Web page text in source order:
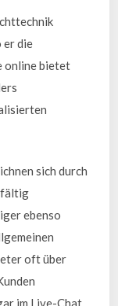
er die
online bietet
sich durch
ebenso
oft über
im Live-Chat.